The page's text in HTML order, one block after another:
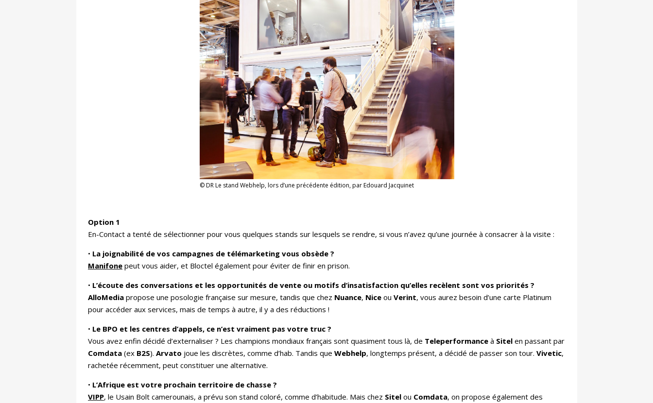
© DR Le stand Webhelp, lors d’une précédente édition, par Edouard Jacquinet
Option 1
En-Contact a tenté de sélectionner pour vous quelques stands sur lesquels se rendre, si vous n’avez qu’une journée à consacrer à la visite :
• La joignabilité de vos campagnes de télémarketing vous obsède ?
Manifone peut vous aider, et Bloctel également pour éviter de finir en prison.
• L’écoute des conversations et les opportunités de vente ou motifs d’insatisfaction qu’elles recèlent sont vos priorités ?
AlloMedia propose une posologie française sur mesure, tandis que chez Nuance, Nice ou Verint, vous aurez besoin d’une carte Platinum
pour accéder aux services, mais de temps à autre, il y a des réductions !
• Le BPO et les centres d’appels, ce n’est vraiment pas votre truc ?
Vous avez enfin décidé d’externaliser ? Les champions mondiaux français sont quasiment tous là, de Teleperformance à Sitel en passant par
Comdata (ex B2S). Arvato joue les discrètes, comme d’hab. Tandis que Webhelp, longtemps présent, a décidé de passer son tour. Vivetic,
rachetée récemment, peut constituer une alternative.
• L’Afrique est votre prochain territoire de chasse ?
VIPP, le Usain Bolt camerounais, a prévu son stand coloré, comme d’habitude. Mais chez Sitel ou Comdata, on propose également des